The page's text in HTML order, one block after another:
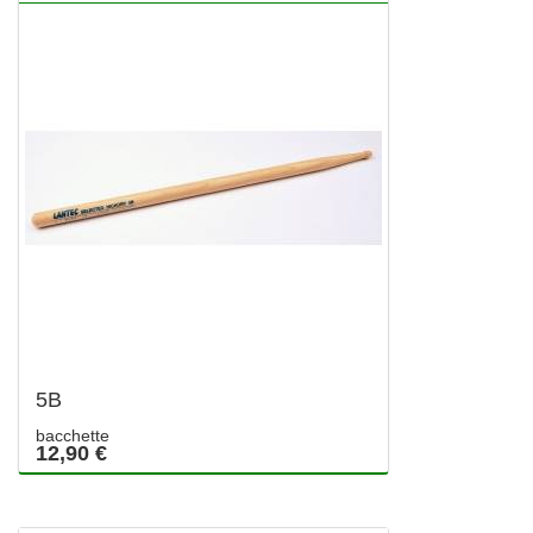
5B
bacchette
12,90 €